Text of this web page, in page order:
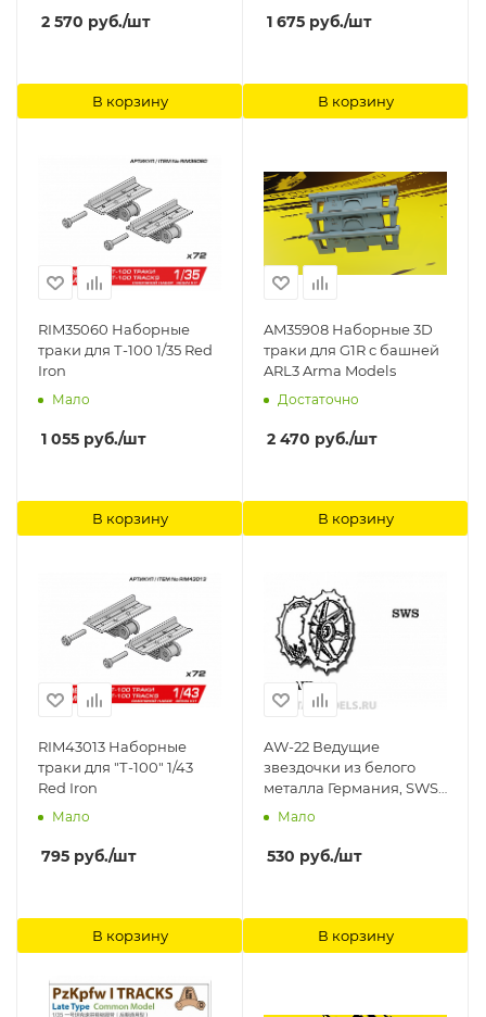
2 570 руб./шт
В корзину
1 675 руб./шт
В корзину
RIM35060 Наборные
траки для Т-100 1/35 Red
Iron
Мало
1 055 руб./шт
В корзину
AM35908 Наборные 3D
траки для G1R с башней
ARL3 Arma Models
Достаточно
2 470 руб./шт
В корзину
RIM43013 Наборные
траки для "Т-100" 1/43
Red Iron
Мало
795 руб./шт
В корзину
AW-22 Ведущие
звездочки из белого
металла Германия, SWS
(в наборе два ведущих
Мало
530 руб./шт
В корзину